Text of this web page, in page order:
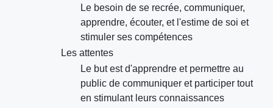
Le besoin de se recrée, communiquer,
apprendre, écouter, et l'estime de soi et
stimuler ses compétences
Les attentes
Le but est d'apprendre et permettre au
public de communiquer et participer tout
en stimulant leurs connaissances